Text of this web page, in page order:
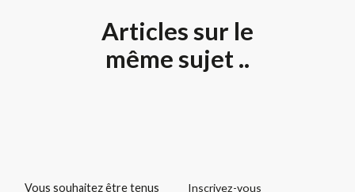
Articles sur le
même sujet ..
Vous souhaitez être tenus
Inscrivez-vous